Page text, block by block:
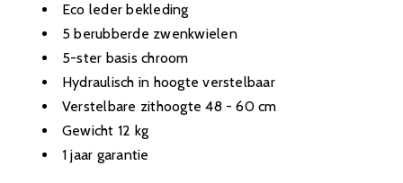
Eco leder bekleding
5 berubberde zwenkwielen
5-ster basis chroom
Hydraulisch in hoogte verstelbaar
Verstelbare zithoogte 48 - 60 cm
Gewicht 12 kg
1 jaar garantie